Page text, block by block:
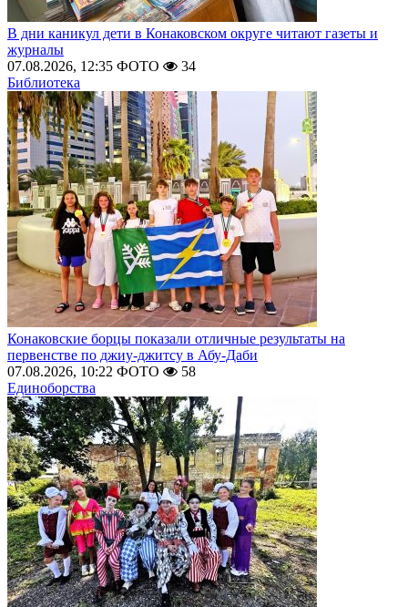
В дни каникул дети в Конаковском округе читают газеты и
журналы
07.08.2026, 12:35 ФОТО
34
Библиотека
Конаковские борцы показали отличные результаты на
первенстве по джиу-джитсу в Абу-Даби
07.08.2026, 10:22 ФОТО
58
Единоборства